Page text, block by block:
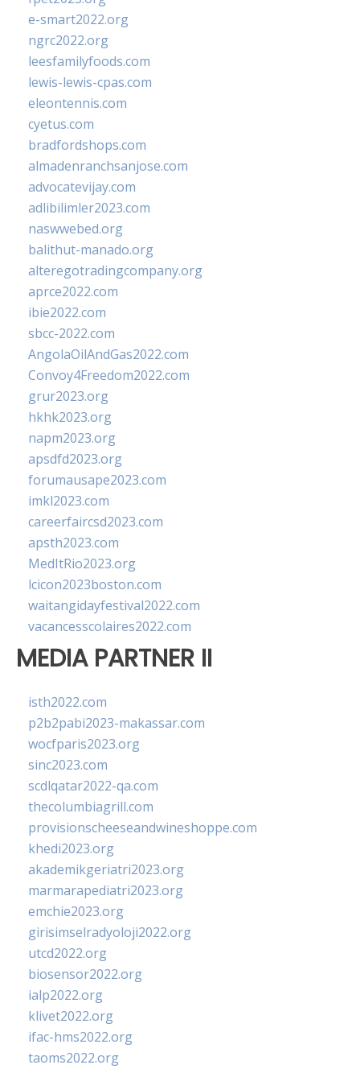
e-smart2022.org
ngrc2022.org
leesfamilyfoods.com
lewis-lewis-cpas.com
eleontennis.com
cyetus.com
bradfordshops.com
almadenranchsanjose.com
advocatevijay.com
adlibilimler2023.com
naswwebed.org
balithut-manado.org
alteregotradingcompany.org
aprce2022.com
ibie2022.com
sbcc-2022.com
AngolaOilAndGas2022.com
Convoy4Freedom2022.com
grur2023.org
hkhk2023.org
napm2023.org
apsdfd2023.org
forumausape2023.com
imkl2023.com
careerfaircsd2023.com
apsth2023.com
MedItRio2023.org
lcicon2023boston.com
waitangidayfestival2022.com
vacancesscolaires2022.com
MEDIA PARTNER II
isth2022.com
p2b2pabi2023-makassar.com
wocfparis2023.org
sinc2023.com
scdlqatar2022-qa.com
thecolumbiagrill.com
provisionscheeseandwineshoppe.com
khedi2023.org
akademikgeriatri2023.org
marmarapediatri2023.org
emchie2023.org
girisimselradyoloji2022.org
utcd2022.org
biosensor2022.org
ialp2022.org
klivet2022.org
ifac-hms2022.org
taoms2022.org